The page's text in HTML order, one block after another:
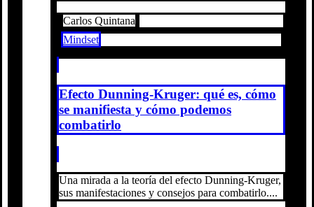
Carlos Quintana
Mindset
Efecto Dunning-Kruger: qué es, cómo
se manifiesta y cómo podemos
combatirlo
Una mirada a la teoría del efecto Dunning-Kruger,
sus manifestaciones y consejos para combatirlo....